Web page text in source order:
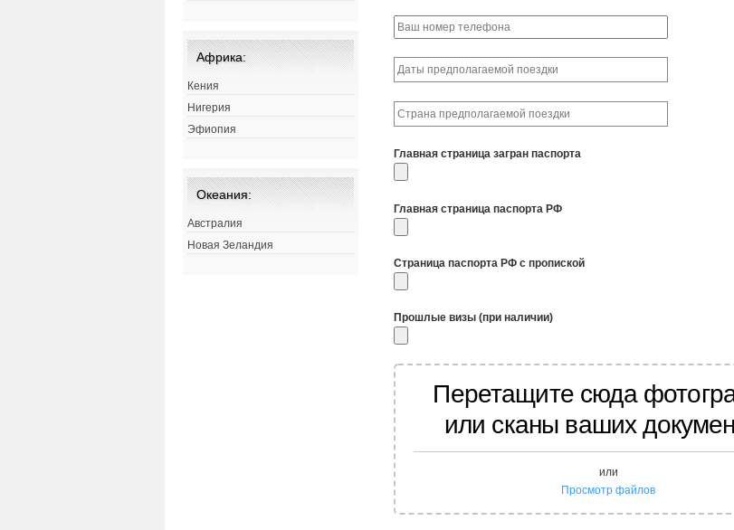
Главная страница загран паспорта
Главная страница паспорта РФ
Страница паспорта РФ с пропиской
Прошлые визы (при наличии)
Перетащите сюда
или сканы ваших
или
Просмотр файлов
Африка:
Кения
Нигерия
Эфиопия
Океания:
Австралия
Новая Зеландия